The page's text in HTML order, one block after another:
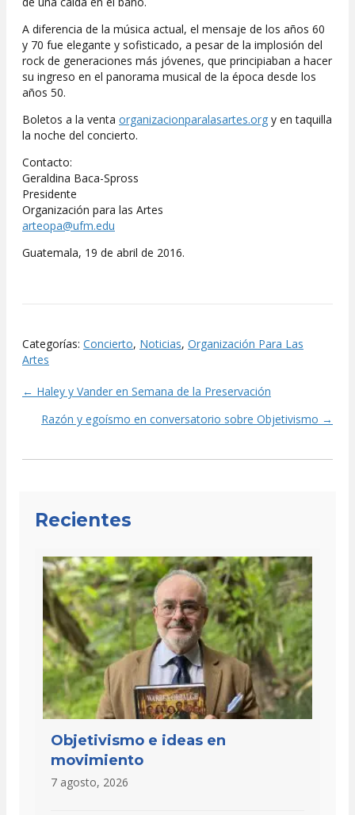
A diferencia de la música actual, el mensaje de los años 60
y 70 fue elegante y sofisticado, a pesar de la implosión del
rock de generaciones más jóvenes, que principiaban a hacer
su ingreso en el panorama musical de la época desde los
años 50.
Boletos a la venta organizacionparalasartes.org y en taquilla
la noche del concierto.
Contacto:
Geraldina Baca-Spross
Presidente
Organización para las Artes
arteopa@ufm.edu
Guatemala, 19 de abril de 2016.
Categorías: Concierto, Noticias, Organización Para Las
Artes
Posts
navigation
← Haley y Vander en Semana de la Preservación
Razón y egoísmo en conversatorio sobre Objetivismo →
Recientes
Objetivismo e ideas en
movimiento
7 agosto, 2026